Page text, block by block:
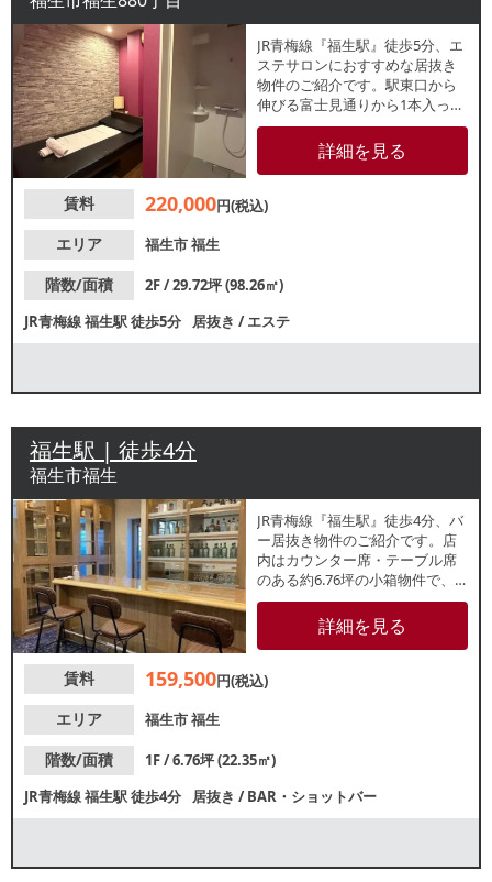
JR青梅線『福生駅』徒歩5分、エ
ステサロンにおすすめな居抜き
物件のご紹介です。駅東口から
伸びる富士見通りから1本入った
エリアで、周辺ではバーやパブ
などが多数盛業中！仕事帰りの
方々等の集客が期待できます。
ださい。
詳細を見る
賃料 220,000円(税込)
エリア
福生市福生
階数/面積
2F / 29.72坪 (98.26㎡)
JR青梅線福生駅徒歩5分 居抜き /エステ
福生駅 | 徒歩4分
福生市福生
JR青梅線『福生駅』徒歩4分、バ
ー居抜き物件のご紹介です。店
内はカウンター席・テーブル席
のある約6.76坪の小箱物件で、
スナックや喫茶店など類似業態
ご希望の方におすすめです。富
士見通りから1本路地に入ったミ
り、地域住民を中心とした集客
詳細を見る
賃料 159,500円(税込)
エリア
福生市福生
階数/面積
1F / 6.76坪 (22.35㎡)
JR青梅線福生駅徒歩4分 居抜き /BAR・ショットバー